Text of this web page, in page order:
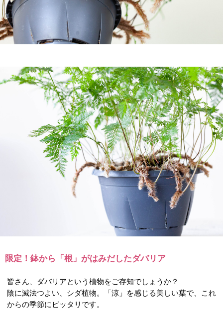
限定！鉢から「根」がはみだしたダバリア
皆さん、ダバリアという植物をご存知でしょうか？
陰に滅法つよい、シダ植物。「涼」を感じる美しい葉で、これ
からの季節にピッタリです。